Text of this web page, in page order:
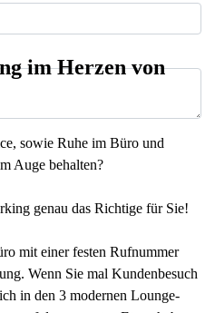
im Herzen von
sowie Ruhe im Büro und
Auge behalten?
genau das Richtige für Sie!
mit einer festen Rufnummer
Wenn Sie mal Kundenbesuch
in den 3 modernen Lounge-